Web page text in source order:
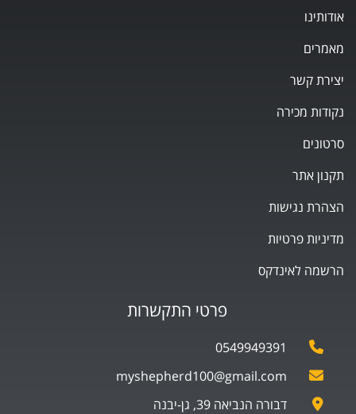
פרטי התקשרות
0549949391
myshepherd100@gmail.com
דבורה הנביאה 39, גן-יבנה
אודותינו
מאמרים
יצירת קשר
נקודות מכירה
סרטונים
תקנון אתר
הצהרת נגישות
מדיניות פרטיות
הרשמה לאינדקס